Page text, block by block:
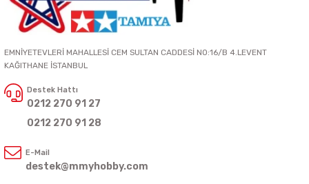
EMNİYETEVLERİ MAHALLESİ CEM SULTAN CADDESİ NO:16/B 4.LEVENT
KAĞITHANE İSTANBUL
Destek Hattı
0212 270 91 27
0212 270 91 28
E-Mail
destek@mmyhobby.com